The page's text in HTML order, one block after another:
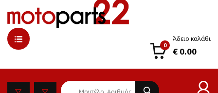
0
Άδειο καλάθι
€ 0.00